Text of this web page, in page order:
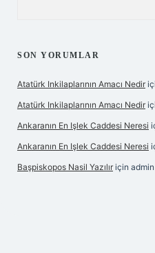
SON YORUMLAR
Atatürk Inkilaplarının Amacı Nedir
Atatürk Inkilaplarının Amacı Nedir
Ankaranın En Işlek Caddesi Neresi
Ankaranın En Işlek Caddesi Neresi
Başpiskopos Nasil Yazılır için admin